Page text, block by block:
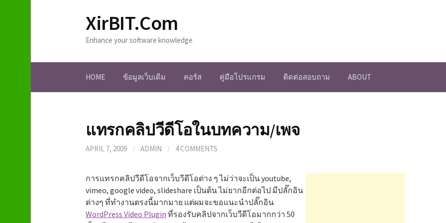
o
XirBIT.Com
Enhance your software knowledge
HOME ข้อมูลเว็บเดิม คอร์ส คู่มือโปรแกรม ติดต่อสอบถาม ABOUT
แทรกคลิปวีดีโอในบทความ/เพจ
APRIL 7, 2009 / ADMIN / 4 COMMENTS
การแทรกคลิปวีดีโอจากเว็บวีดีโอต่าง ๆ ไม่ว่าจะเป็น youtube,
vimeo, google video, slideshare เป็นต้น ไม่ยากอีกต่อไป มีปลั๊กอิน
ต่างๆ ที่ทำงานตรงนี้มากมาย แต่ผมจะขอแนะนำปลั๊กอิน
WordPress Video Plugin ที่รองรับคลิปจากเว็บวีดีโอมากกว่า 50